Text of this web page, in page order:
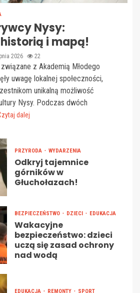
Nysy:
i mapą!
2026 22
z Akademią Młodego
uwagę lokalnej społeczności,
unikalną możliwość
Nysy. Podczas dwóch
dalej
PRZYRODA WYDARZENIA
Odkryj tajemnice
górników w
Głuchołazach!
BEZPIECZEŃSTWO DZIECI EDUKACJA
Wakacyjne
bezpieczeństwo: dzieci
uczą się zasad ochrony
nad wodą
EDUKACJA REMONTY SPORT